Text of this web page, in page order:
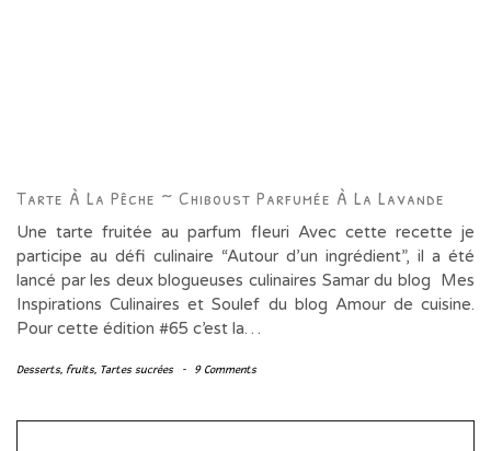
Tarte À La Pêche ~ Chiboust Parfumée À La Lavande
Une tarte fruitée au parfum fleuri Avec cette recette je
participe au défi culinaire “Autour d’un ingrédient”, il a été
lancé par les deux blogueuses culinaires Samar du blog Mes
Inspirations Culinaires et Soulef du blog Amour de cuisine.
Pour cette édition #65 c’est la…
Desserts, fruits, Tartes sucrées - 9 Comments